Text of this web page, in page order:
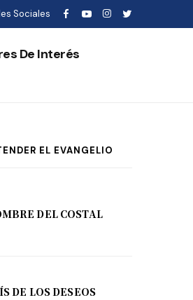
Sociales
De Interés
EL EVANGELIO
DEL COSTAL
DE LOS DESEOS